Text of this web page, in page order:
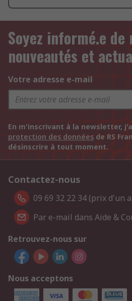
Soyez informé.e
nouveautés et
Votre adresse e-mail
En m'inscrivant à la newsletter,
protection des données de RS
désinscrire à tout moment.
Contactez-nous
09 69 32 22 34 (prix d'un
Par e-mail dans Aide &
Retrouvez-nous sur
Nous acceptons